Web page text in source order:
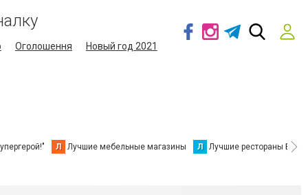
Оголошення Новый год 2021
Л Лучшие мебельные магазины Л Лучшие рестораны